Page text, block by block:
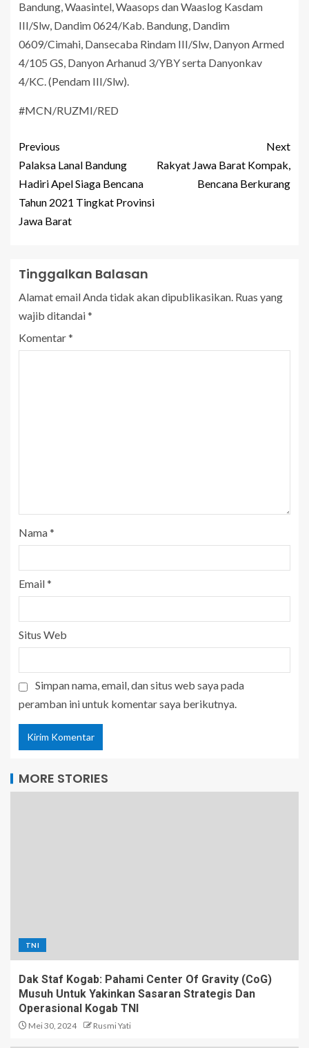
Bandung, Waasintel, Waasops dan Waaslog Kasdam
III/Slw, Dandim 0624/Kab. Bandung, Dandim
0609/Cimahi, Dansecaba Rindam III/Slw, Danyon Armed
4/105 GS, Danyon Arhanud 3/YBY serta Danyonkav
4/KC. (Pendam III/Slw).
#MCN/RUZMI/RED
Previous
Palaksa Lanal Bandung
Hadiri Apel Siaga Bencana
Tahun 2021 Tingkat Provinsi
Jawa Barat
Next
Rakyat Jawa Barat Kompak,
Bencana Berkurang
Tinggalkan Balasan
Alamat email Anda tidak akan dipublikasikan. Ruas yang
wajib ditandai*
Komentar*
Nama*
Email*
Situs Web
Simpan nama, email, dan situs web saya pada
peramban ini untuk komentar saya berikutnya.
MORE STORIES
TNI
Dak Staf Kogab: Pahami Center Of Gravity (CoG)
Musuh Untuk Yakinkan Sasaran Strategis Dan
Operasional Kogab TNI
Mei 30, 2024 Rusmi Yati